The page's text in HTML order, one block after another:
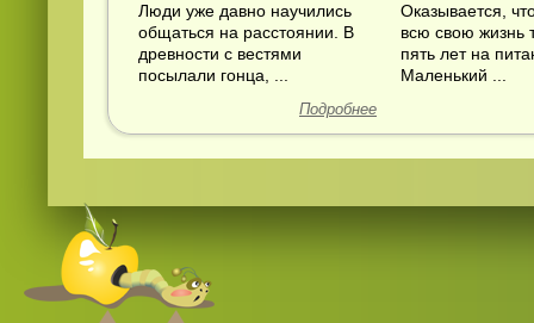
Люди уже давно научились
общаться на расстоянии. В
древности с вестями
посылали гонца, ...
Подробнее
Оказывается,
всю свою жизнь
пять лет на
Маленький ...